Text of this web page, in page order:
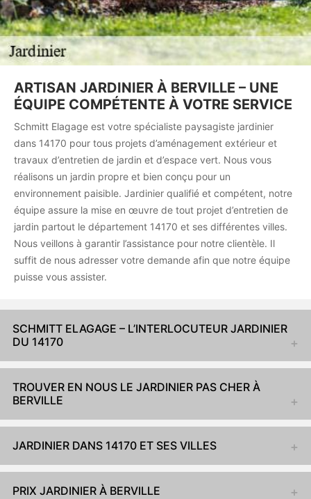
ARTISAN JARDINIER À BERVILLE – UNE
ÉQUIPE COMPÉTENTE À VOTRE SERVICE
Schmitt Elagage est votre spécialiste paysagiste jardinier
dans 14170 pour tous projets d’aménagement extérieur et
travaux d’entretien de jardin et d’espace vert. Nous vous
réalisons un jardin propre et bien conçu pour un
environnement paisible. Jardinier qualifié et compétent, notre
équipe assure la mise en œuvre de tout projet d’entretien de
jardin partout le département 14170 et ses différentes villes.
Nous veillons à garantir l’assistance pour notre clientèle. Il
suffit de nous adresser votre demande afin que notre équipe
puisse vous assister.
SCHMITT ELAGAGE – L’INTERLOCUTEUR JARDINIER
DU 14170
TROUVER EN NOUS LE JARDINIER PAS CHER À
BERVILLE
JARDINIER DANS 14170 ET SES VILLES
PRIX JARDINIER À BERVILLE